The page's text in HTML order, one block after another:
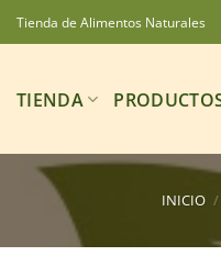
Saltar
al
Tienda de Alimentos Naturales
TIENDA
INICIO /